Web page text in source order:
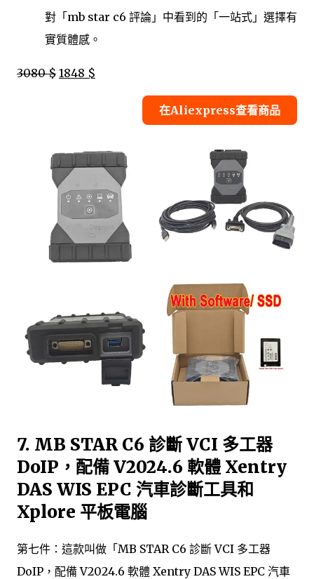
對「mb star c6 評論」中看到的「一站式」選擇有
實質體感。
3080 $ 1848 $
在Aliexpress查看商品
7. MB STAR C6 診斷 VCI 多工器
DoIP，配備 V2024.6 軟體 Xentry
DAS WIS EPC 汽車診斷工具和
Xplore 平板電腦
第七件：這款叫做「MB STAR C6 診斷 VCI 多工器
DoIP，配備 V2024.6 軟體 Xentry DAS WIS EPC 汽車